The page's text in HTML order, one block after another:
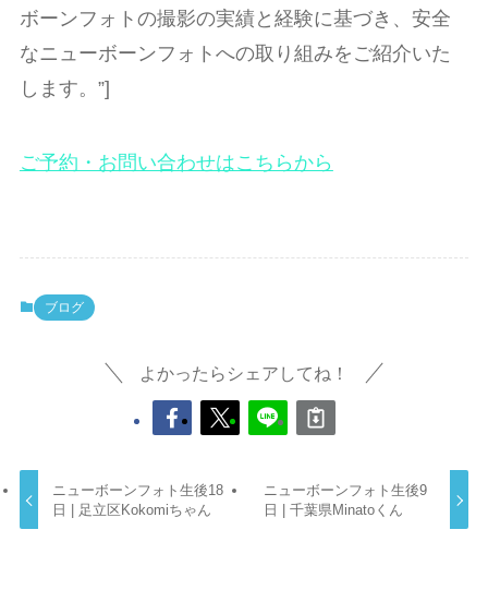
ボーンフォトの撮影の実績と経験に基づき、安全
なニューボーンフォトへの取り組みをご紹介いた
します。”]
ご予約・お問い合わせはこちらから
ブログ
よかったらシェアしてね！
ニューボーンフォト生後18
日 | 足立区Kokomiちゃん
ニューボーンフォト生後9
日 | 千葉県Minatoくん